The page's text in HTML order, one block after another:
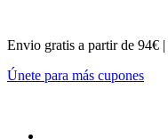
Envio gratis a partir de 94€ |
Únete para más cupones